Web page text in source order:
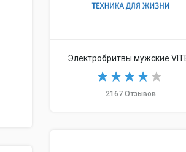
Электробритвы мужские
2167 Отзывов